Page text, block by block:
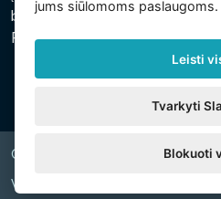
bylos numeris 74759.
PVM kodas: CZ26150808.
Copyright © 2026 INTEX
Web by
jums siūlomoms paslaugoms.
Leisti
Tvarkyti
Blokuoti